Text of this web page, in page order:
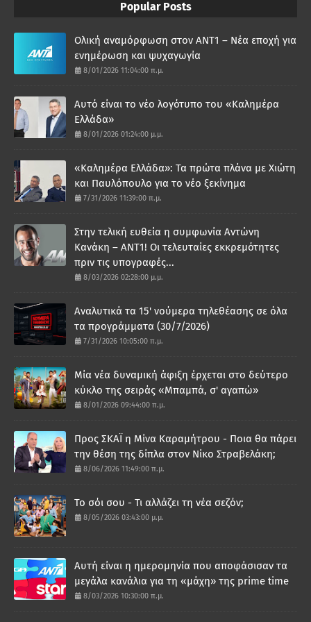
Popular Posts
Ολική αναμόρφωση στον ΑΝΤ1 – Νέα εποχή για
ενημέρωση και ψυχαγωγία
8/01/2026 11:04:00 π.μ.
Αυτό είναι το νέο λογότυπο του «Καλημέρα
Ελλάδα»
8/01/2026 01:24:00 μ.μ.
«Καλημέρα Ελλάδα»: Τα πρώτα πλάνα με Χιώτη
και Παυλόπουλο για το νέο ξεκίνημα
7/31/2026 11:39:00 π.μ.
Στην τελική ευθεία η συμφωνία Αντώνη
Κανάκη – ΑΝΤ1! Οι τελευταίες εκκρεμότητες
πριν τις υπογραφές...
8/03/2026 02:28:00 μ.μ.
Αναλυτικά τα 15' νούμερα τηλεθέασης σε όλα
τα προγράμματα (30/7/2026)
7/31/2026 10:05:00 π.μ.
Μία νέα δυναμική άφιξη έρχεται στο δεύτερο
κύκλο της σειράς «Μπαμπά, σ' αγαπώ»
8/01/2026 09:44:00 π.μ.
Προς ΣΚΑΪ η Μίνα Καραμήτρου - Ποια θα πάρει
την θέση της δίπλα στον Νίκο Στραβελάκη;
8/06/2026 11:49:00 π.μ.
Το σόι σου - Τι αλλάζει τη νέα σεζόν;
8/05/2026 03:43:00 μ.μ.
Αυτή είναι η ημερομηνία που αποφάσισαν τα
μεγάλα κανάλια για τη «μάχη» της prime time
8/03/2026 10:30:00 π.μ.